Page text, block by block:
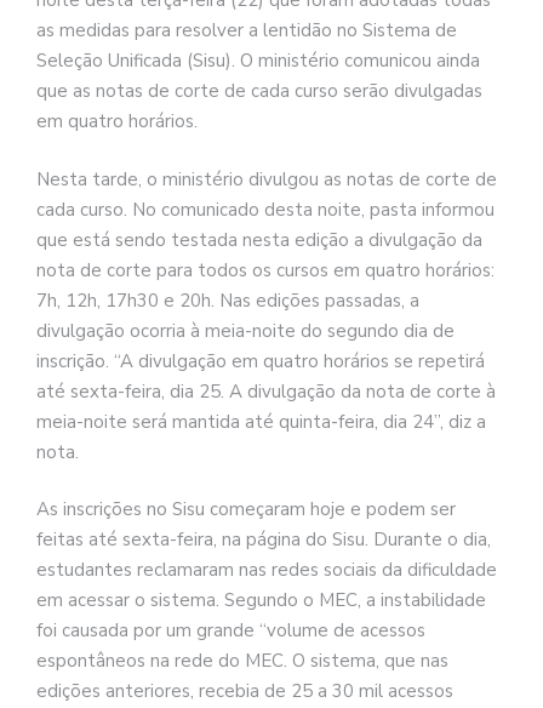
as medidas para resolver a lentidão no Sistema de
Seleção Unificada (Sisu). O ministério comunicou ainda
que as notas de corte de cada curso serão divulgadas
em quatro horários.
Nesta tarde, o ministério divulgou as notas de corte de
cada curso. No comunicado desta noite, pasta informou
que está sendo testada nesta edição a divulgação da
nota de corte para todos os cursos em quatro horários:
7h, 12h, 17h30 e 20h. Nas edições passadas, a
divulgação ocorria à meia-noite do segundo dia de
inscrição. “A divulgação em quatro horários se repetirá
até sexta-feira, dia 25. A divulgação da nota de corte à
meia-noite será mantida até quinta-feira, dia 24”, diz a
nota.
As inscrições no Sisu começaram hoje e podem ser
feitas até sexta-feira, na página do Sisu. Durante o dia,
estudantes reclamaram nas redes sociais da dificuldade
em acessar o sistema. Segundo o MEC, a instabilidade
foi causada por um grande “volume de acessos
espontâneos na rede do MEC. O sistema, que nas
edições anteriores, recebia de 25 a 30 mil acessos